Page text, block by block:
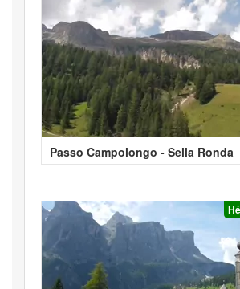
Passo Campolongo - Sella Ronda